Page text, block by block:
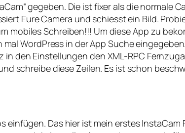
gegeben. Die ist fixer als die normale
Eure Camera und schiesst ein Bild.
mobiles Schreiben!!! Um diese App zu
WordPress in der App Suche
den Einstellungen den XML-RPC
schreibe diese Zeilen. Es ist schon
Das hier ist mein erstes InstaCam